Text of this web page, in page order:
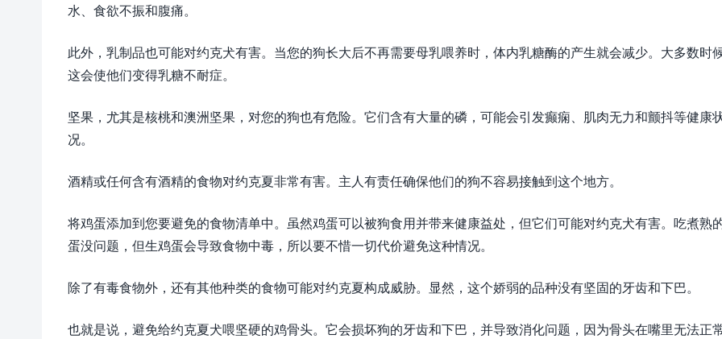
水、食欲不振和腹痛。
此外，乳制品也可能对约克犬有害。当您的狗长大后不再需要母乳喂养时，体内乳糖酶的产生就会减少。大多数时
这会使他们变得乳糖不耐症。
坚果，尤其是核桃和澳洲坚果，对您的狗也有危险。它们含有大量的磷，可能会引发癫痫、肌肉无力和颤抖等健康
况。
酒精或任何含有酒精的食物对约克夏非常有害。主人有责任确保他们的狗不容易接触到这个地方。
将鸡蛋添加到您要避免的食物清单中。虽然鸡蛋可以被狗食用并带来健康益处，但它们可能对约克犬有害。吃煮熟
蛋没问题，但生鸡蛋会导致食物中毒，所以要不惜一切代价避免这种情况。
除了有毒食物外，还有其他种类的食物可能对约克夏构成威胁。显然，这个娇弱的品种没有坚固的牙齿和下巴。
也就是说，避免给约克夏犬喂坚硬的鸡骨头。它会损坏狗的牙齿和下巴，并导致消化问题，因为骨头在嘴里无法正